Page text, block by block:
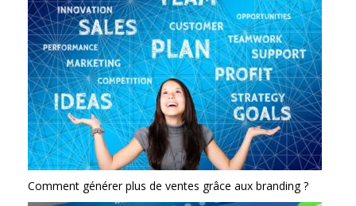
Comment générer plus de ventes grâce aux branding ?